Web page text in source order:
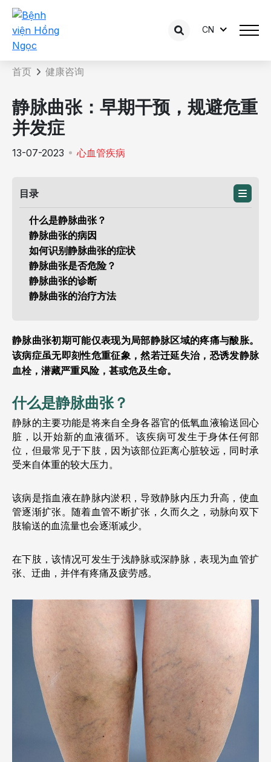
CN
咨询内容详情
首页 健康咨询
静脉曲张：早期干预，规避危重
并发症
13-07-2023 心血管疾病
目录
什么是静脉曲张？
静脉曲张的病因
如何识别静脉曲张的症状
静脉曲张是否危险？
静脉曲张的诊断
静脉曲张的治疗方法
静脉曲张初期可能仅表现为局部静脉区域的疼痛与酸胀。
该病症虽无即刻性危重征象，然若迁延失治，恐诱发静脉
血栓，潜藏严重风险，甚或危及生命。
什么是静脉曲张？
静脉的主要功能是将来自全身各器官的低氧血液输送回心
脏，以开始新的血液循环。该疾病可发生于身体任何部
位，但最常见于下肢，因为该部位距离心脏较远，同时承
受来自体重的较大压力。
该病是指血液在静脉内淤积，导致静脉内压力升高，使血
管逐渐扩张。随着血管不断扩张，久而久之，动脉向双下
肢输送的血流量也会逐渐减少。
在下肢，该情况可发生于浅静脉或深静脉，表现为血管扩
张、迂曲，并伴有疼痛及疲劳感。